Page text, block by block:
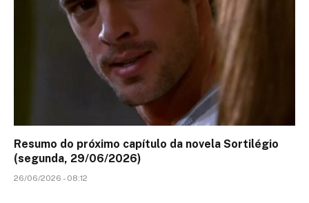
Resumo do próximo capítulo da novela Sortilégio
(segunda, 29/06/2026)
26/06/2026 - 08:12